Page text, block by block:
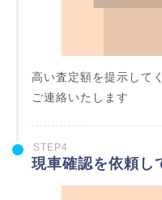
高い査定額を提示して
ご連絡いたします
STEP4
現車確認を依頼し